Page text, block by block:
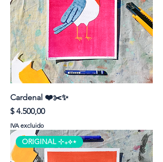
Cardenal ❤️✂️✨
Precio
$ 4.500,00
IVA excluido
ORIGINAL ⊹₊⟡⋆